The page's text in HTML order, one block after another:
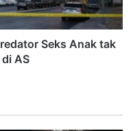
Seks Anak tak
AS